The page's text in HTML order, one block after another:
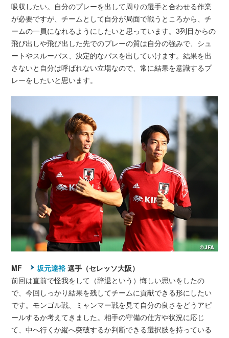
吸収したい。自分のプレーを出して周りの選手と合わせる作業
が必要ですが、チームとして自分が局面で戦うところから、チ
ームの一員になれるようにしたいと思っています。3列目からの
飛び出しや飛び出した先でのプレーの質は自分の強みで、シュ
ートやスルーパス、決定的なパスを出していけます。結果を出
さないと自分は呼ばれない立場なので、常に結果を意識するプ
レーをしたいと思います。
MF 坂元達裕選手（セレッソ大阪）
前回は直前で怪我をして（辞退という）悔しい思いをしたの
で、今回しっかり結果を残してチームに貢献できる形にしたい
です。モンゴル戦、ミャンマー戦を見て自分の良さをどうアピ
ールするか考えてきました。相手の守備の仕方や状況に応じ
て、中へ行くか縦へ突破するか判断できる選択肢を持っている